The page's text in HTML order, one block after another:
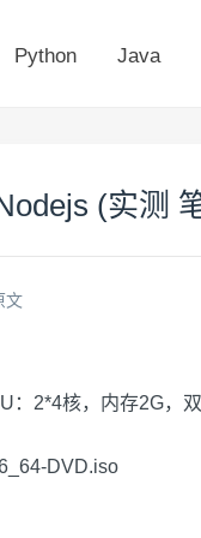
Python Java
(实测
文
：2*4核，内存2G，
DVD.iso